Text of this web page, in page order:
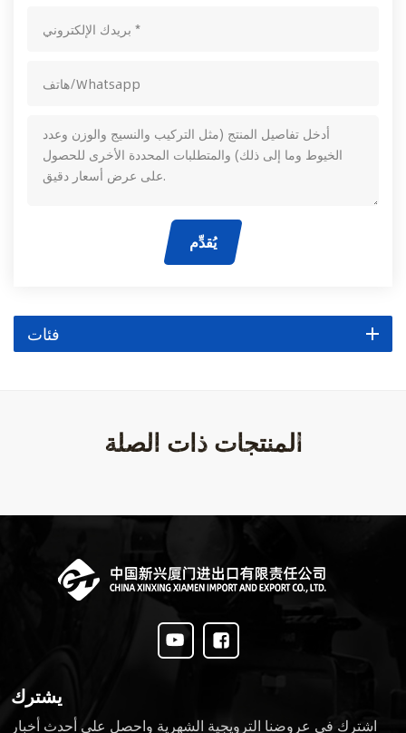
يُقدِّم
فئات
المنتجات ذات الصلة
يشترك
اشترك في عروضنا الترويجية الشهرية واحصل على أحدث أخبار